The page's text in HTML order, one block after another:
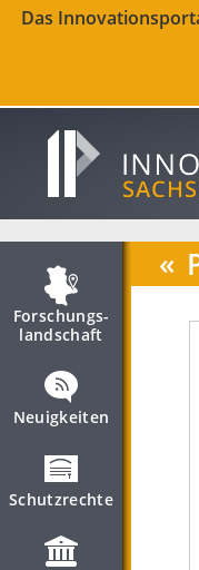
Das
Forschungs­
landschaft
Neuigkeiten
Schutzrechte
«